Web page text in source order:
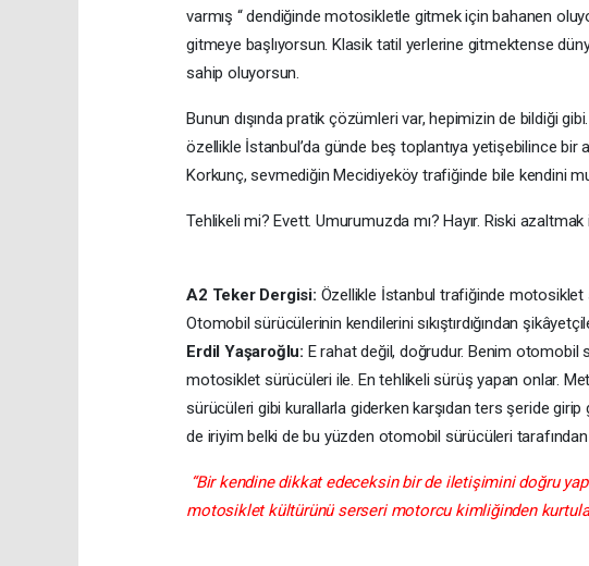
varmış “ dendiğinde motosikletle gitmek için bahanen
gitmeye başlıyorsun. Klasik tatil yerlerine gitmektense
sahip oluyorsun.
Bunun dışında pratik çözümleri var, hepimizin de bildiği
özellikle İstanbul’da günde beş toplantıya yetişebilince
Korkunç, sevmediğin Mecidiyeköy trafiğinde bile kendini
Tehlikeli mi? Evett. Umurumuzda mı? Hayır. Riski
A2 Teker Dergisi: Özellikle İstanbul trafiğinde motosiklet
Otomobil sürücülerinin kendilerini sıkıştırdığından
Erdil Yaşaroğlu: E rahat değil, doğrudur. Benim otomobil
motosiklet sürücüleri ile. En tehlikeli sürüş yapan onlar.
sürücüleri gibi kurallarla giderken karşıdan ters şeride
de iriyim belki de bu yüzden otomobil sürücüleri
“Bir kendine dikkat edeceksin bir de iletişimini doğru
motosiklet kültürünü serseri motorcu kimliğinden